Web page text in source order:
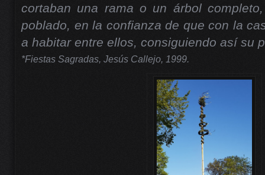
cortaban una rama o un árbol
poblado, en la confianza de que con la
a habitar entre ellos, consiguiendo así su
*Fiestas Sagradas, Jesús Callejo, 1999.